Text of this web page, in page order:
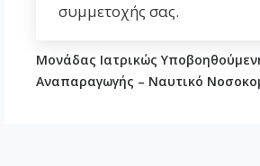
συμμετοχής σας.
Μονάδας Ιατρικώς
Αναπαραγωγής – Ναυτικό